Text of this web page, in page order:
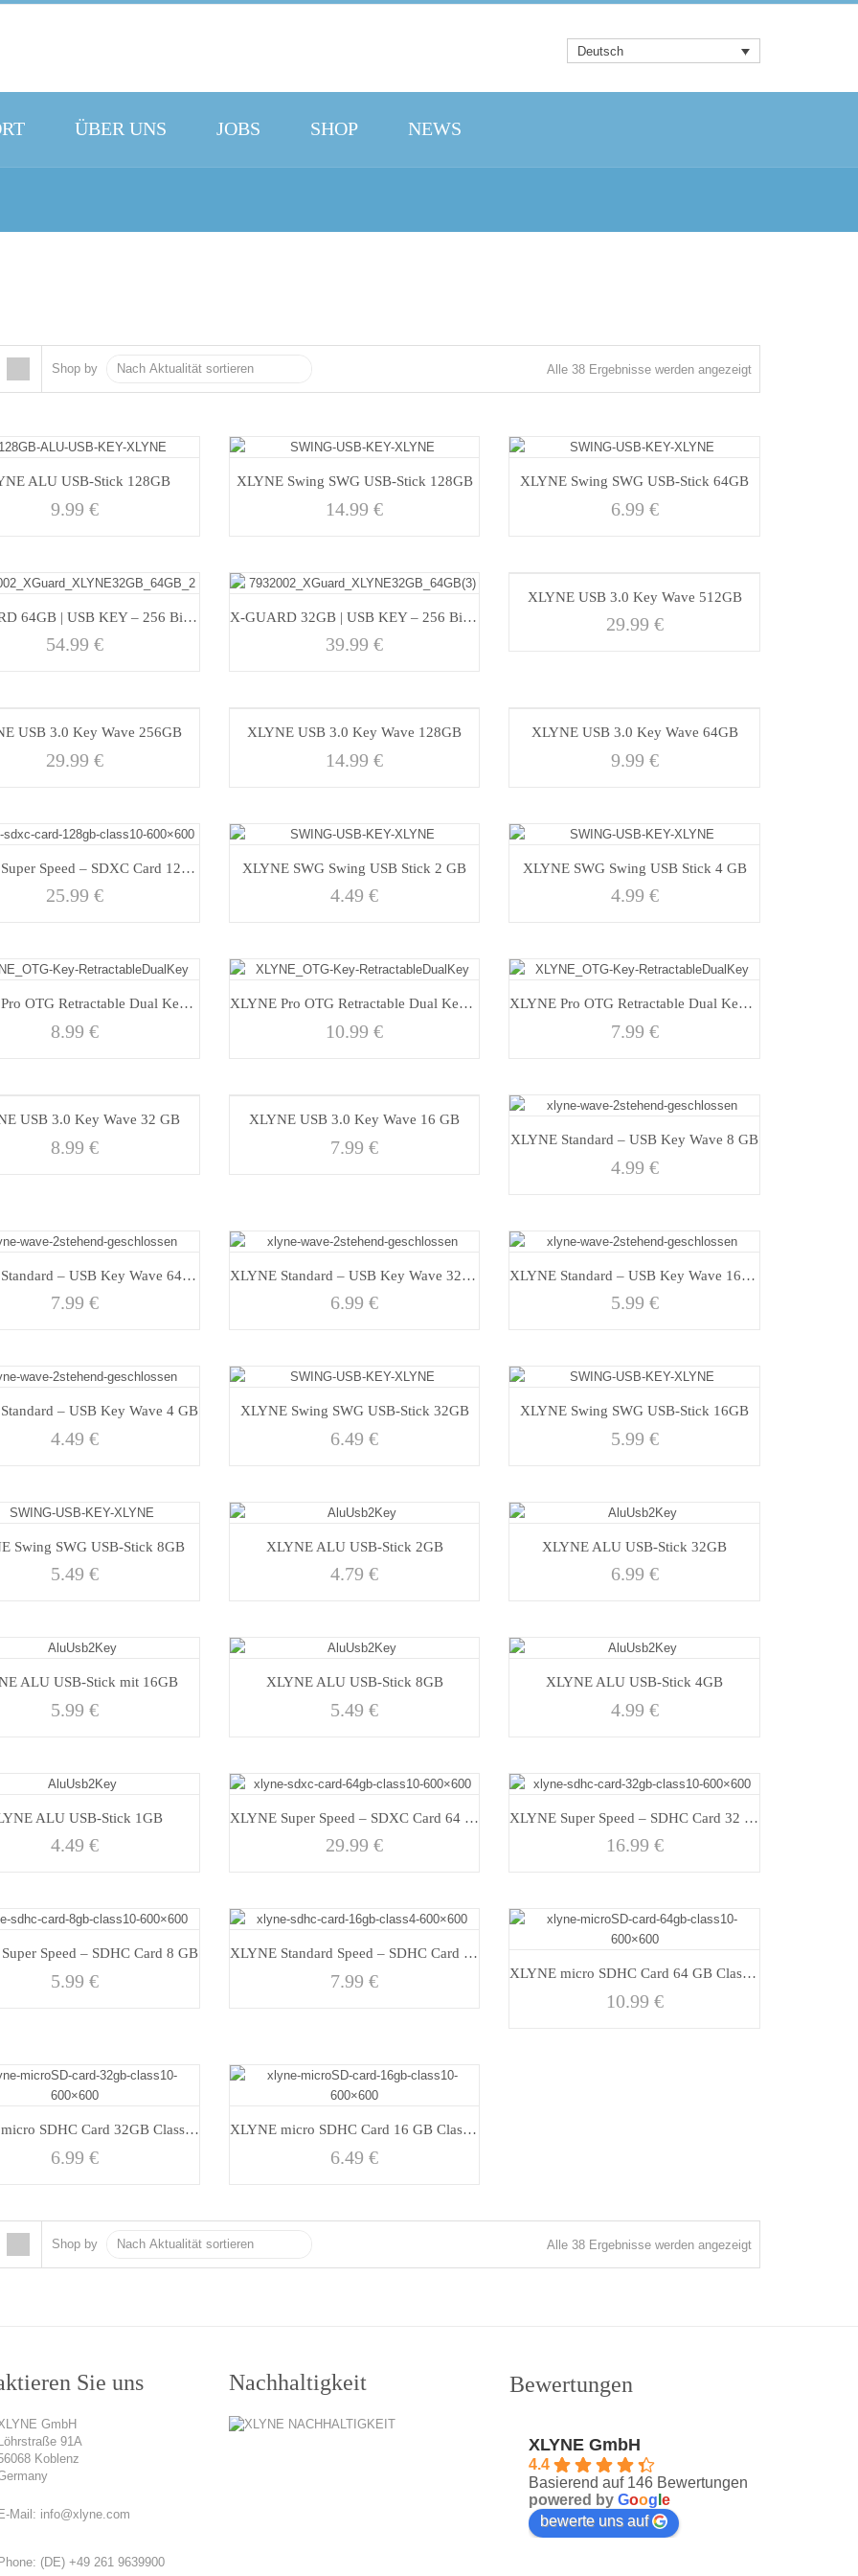
Deutsch
ÜBER UNS JOBS SHOP NEWS
Shop by Alle 38 Ergebnisse werden angezeigtNach
Aktualität
ALU USB-Stick 128GB
9.99 €
XLYNE Swing SWG USB-Stick 128GB
14.99€
XLYNE Swing SWG USB-Stick 64GB
6.99 €
X-GUARD 64GB | USB KEY – 256 Bit AES – fingerscan
54.99 €
X-GUARD 32GB | USB KEY – 256 Bit AES – fingerscan
39.99€
XLYNE USB 3.0 Key Wave 512GB
29.99 €
USB 3.0 Key Wave 256GB
29.99 €
XLYNE USB 3.0 Key Wave 128GB
14.99€
XLYNE USB 3.0 Key Wave 64GB
9.99 €
XLYNE Super Speed – SDXC Card 128 GB
25.99 €
XLYNE SWG Swing USB Stick 2 GB
4.49€
XLYNE SWG Swing USB Stick 4 GB
4.99 €
XLYNE Pro OTG Retractable Dual Key – 16 GB USB 3.0
8.99 €
XLYNE Pro OTG Retractable Dual Key – 32 GB USB 3.0
10.99€
XLYNE Pro OTG Retractable Dual Key – 8 GB USB 3.0
7.99 €
USB 3.0 Key Wave 32 GB
8.99 €
XLYNE USB 3.0 Key Wave 16 GB
7.99€ XLYNE Standard – USB Key Wave 8 GB
4.99 €
XLYNE Standard – USB Key Wave 64 GB
7.99 €
XLYNE Standard – USB Key Wave 32 GB
6.99€
XLYNE Standard – USB Key Wave 16 GB
5.99 €
– USB Key Wave 4 GB
4.49 €
XLYNE Swing SWG USB-Stick 32GB
6.49€
XLYNE Swing SWG USB-Stick 16GB
5.99 €
Swing SWG USB-Stick 8GB
5.49 €
XLYNE ALU USB-Stick 2GB
4.79€
XLYNE ALU USB-Stick 32GB
6.99 €
ALU USB-Stick mit 16GB
5.99 €
XLYNE ALU USB-Stick 8GB
5.49€
XLYNE ALU USB-Stick 4GB
4.99 €
ALU USB-Stick 1GB
4.49 €
XLYNE Super Speed – SDXC Card 64 GB
29.99€
XLYNE Super Speed – SDHC Card 32 GB
16.99 €
Speed – SDHC Card 8 GB
5.99 €
XLYNE Standard Speed – SDHC Card 16 GB
7.99€ XLYNE micro SDHC Card 64 GB Class 10
10.99 €
XLYNE micro SDHC Card 32GB Class 10
6.99 €
XLYNE micro SDHC Card 16 GB Class 10
6.49€
Shop by Alle 38 Ergebnisse werden angezeigtNach
Sie uns
GmbH
91A
Koblenz
Mail: info@xlyne.com
(DE) +49 261 9639900
Nachhaltigkeit Bewertungen
XLYNE GmbH
4.4
Basierend auf 146 Bewertungen
powered by Goog e
bewerte uns auf